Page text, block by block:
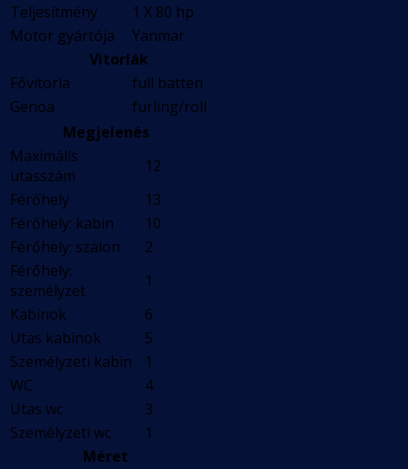
Teljesítmény
1 X 80 hp
Motor gyártója
Yanmar
Vitorlák
Fővitorla
full batten
Genoa
furling/roll
Megjelenés
Maximális
utasszám
12
Férőhely
13
Férőhely: kabin
10
Férőhely: szalon
2
Férőhely:
személyzet
1
Kabinok
6
Utas kabinok
5
Személyzeti kabin
1
WC
4
Utas wc
3
Személyzeti wc
1
Méret